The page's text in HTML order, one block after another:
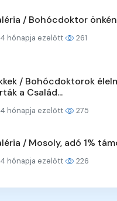
/ Bohócdoktor
4 hónapja ezelőtt 261
/ Bohócdoktorok
a Család...
4 hónapja ezelőtt 275
/ Mosoly, adó 1%
4 hónapja ezelőtt 226